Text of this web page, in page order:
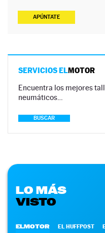
APÚNTATE
SERVICIOS ELMOTOR
Encuentra los mejores
neumáticos…
BUSCAR
LO MÁS
VISTO
ELMOTOR EL HUFFPOST